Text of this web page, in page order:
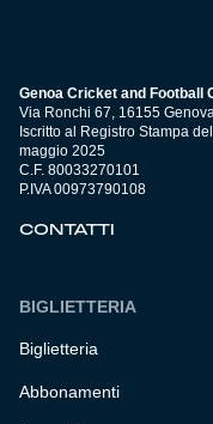
Genoa Cricket and Football
Via Ronchi 67, 16155
Iscritto al Registro Stampa
maggio 2025
C.F. 80033270101
P.IVA 00973790108
CONTATTI
BIGLIETTERIA
Biglietteria
Abbonamenti